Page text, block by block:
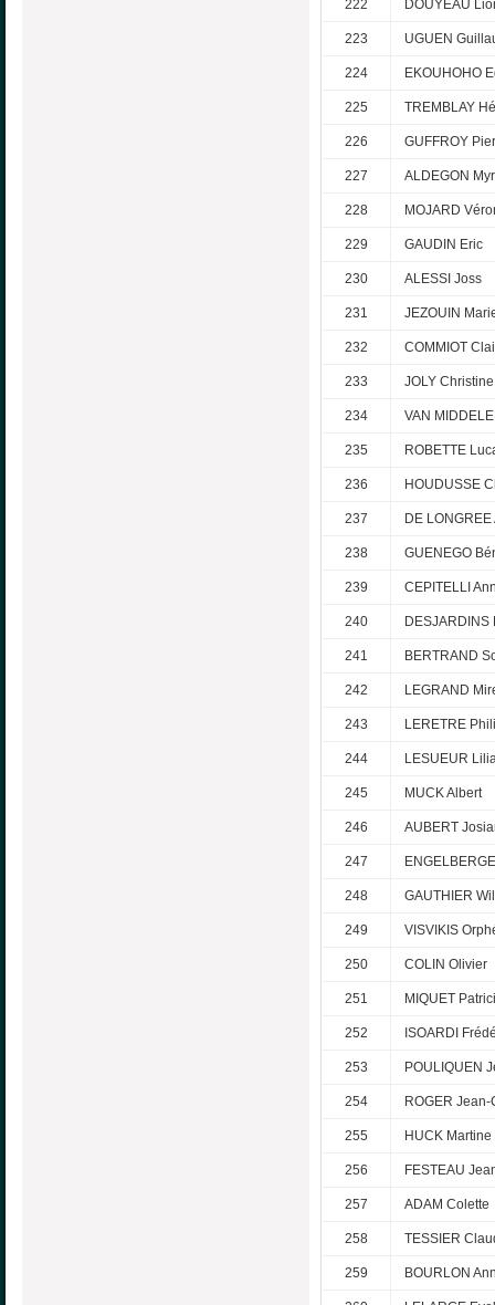
222 DOUYEAU
223 UGUEN
224 EKOUHOHO
225 TREMBLAY
226 GUFFROY
227 ALDEGON
228 MOJARD
229 GAUDIN Eric
230 ALESSI Joss
231 JEZOUIN
232 COMMIOT
233 JOLY Christine
234 VAN
235 ROBETTE
236 HOUDUSSE
237 DE LONGREE
238 GUENEGO
239 CEPITELLI
240 DESJARDINS
241 BERTRAND
242 LEGRAND
243 LERETRE
244 LESUEUR
245 MUCK Albert
246 AUBERT
247
248 GAUTHIER
249 VISVIKIS
250 COLIN Olivier
251 MIQUET
252 ISOARDI
253 POULIQUEN
254 ROGER
255 HUCK Martine
256 FESTEAU
257 ADAM Colette
258 TESSIER
259 BOURLON